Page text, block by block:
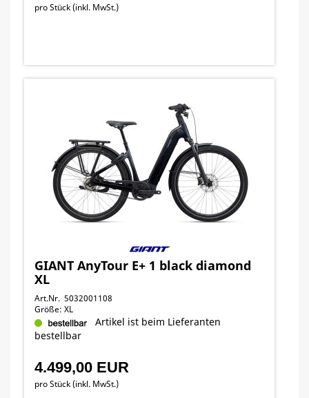
pro Stück (inkl. MwSt.)
GIANT AnyTour E+ 1 black diamond
XL
Art.Nr. 5032001108
Größe: XL
Artikel ist beim Lieferanten
bestellbar
4.499,00 EUR
pro Stück (inkl. MwSt.)